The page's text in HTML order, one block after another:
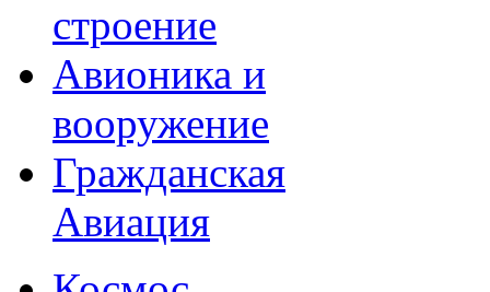
строение
Авионика и
вооружение
Гражданская
Авиация